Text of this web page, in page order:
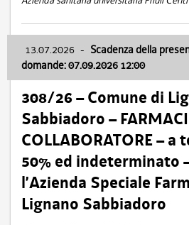
13.07.2026 - Scadenza della
domande: 07.09.2026 12:00
308/26 – Comune di
Sabbiadoro –
COLLABORATORE – a
50% ed indeterminato
l’Azienda Speciale
Lignano Sabbiadoro